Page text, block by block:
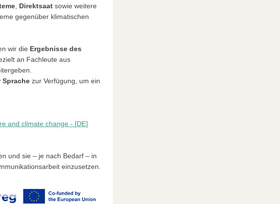
Direktsaat sowie weitere
gegenüber klimatischen
wir die Ergebnisse des
an Fachleute aus
zur Verfügung, um ein
and climate change - [DE]
und sie – je nach Bedarf – in
einzusetzen.